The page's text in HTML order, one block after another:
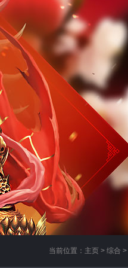
当前位置： 主页 > 综合 >